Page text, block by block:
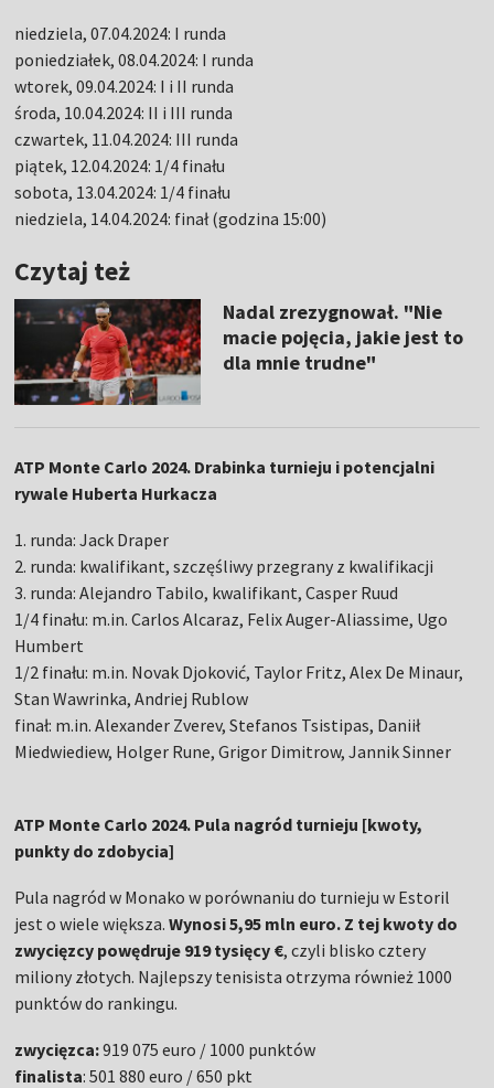
niedziela, 07.04.2024: I runda
poniedziałek, 08.04.2024: I runda
wtorek, 09.04.2024: I i II runda
środa, 10.04.2024: II i III runda
czwartek, 11.04.2024: III runda
piątek, 12.04.2024: 1/4 finału
sobota, 13.04.2024: 1/4 finału
niedziela, 14.04.2024: finał (godzina 15:00)
Czytaj też
Nadal zrezygnował. "Nie
macie pojęcia, jakie jest to
dla mnie trudne"
ATP Monte Carlo 2024. Drabinka turnieju i potencjalni
rywale Huberta Hurkacza
1. runda: Jack Draper
2. runda: kwalifikant, szczęśliwy przegrany z kwalifikacji
3. runda: Alejandro Tabilo, kwalifikant, Casper Ruud
1/4 finału: m.in. Carlos Alcaraz, Felix Auger-Aliassime, Ugo
Humbert
1/2 finału: m.in. Novak Djoković, Taylor Fritz, Alex De Minaur,
Stan Wawrinka, Andriej Rublow
finał: m.in. Alexander Zverev, Stefanos Tsistipas, Daniił
Miedwiediew, Holger Rune, Grigor Dimitrow, Jannik Sinner
ATP Monte Carlo 2024. Pula nagród turnieju [kwoty,
punkty do zdobycia]
Pula nagród w Monako w porównaniu do turnieju w Estoril
jest o wiele większa.Wynosi 5,95 mln euro. Z tej kwoty do
zwycięzcy powędruje 919 tysięcy €, czyli blisko cztery
miliony złotych. Najlepszy tenisista otrzyma również 1000
punktów do rankingu.
zwycięzca:919 075 euro / 1000 punktów
finalista: 501 880 euro / 650 pkt